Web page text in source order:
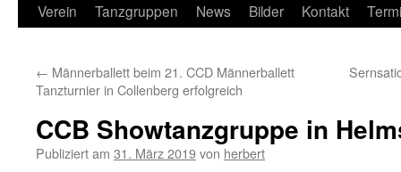
Springe
Inhalt
Verein Tanzgruppen News Bilder Kontakt
← Männerballett beim 21. CCD Männerballett
Tanzturnier in Collenberg erfolgreich
CCB Showtanzgruppe in
Publiziert am 31. März 2019von herbert